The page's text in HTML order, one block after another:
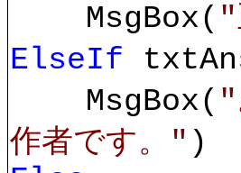
MsgBox( "
ElseIf
MsgBox( "
作者です。" )